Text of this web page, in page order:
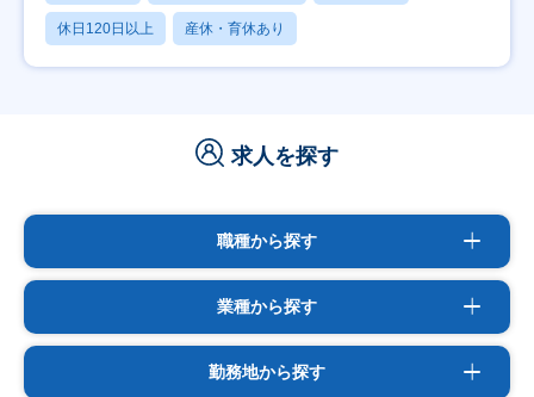
休日120日以上 産休・育休あり
求人を探す
職種から探す
業種から探す
勤務地から探す